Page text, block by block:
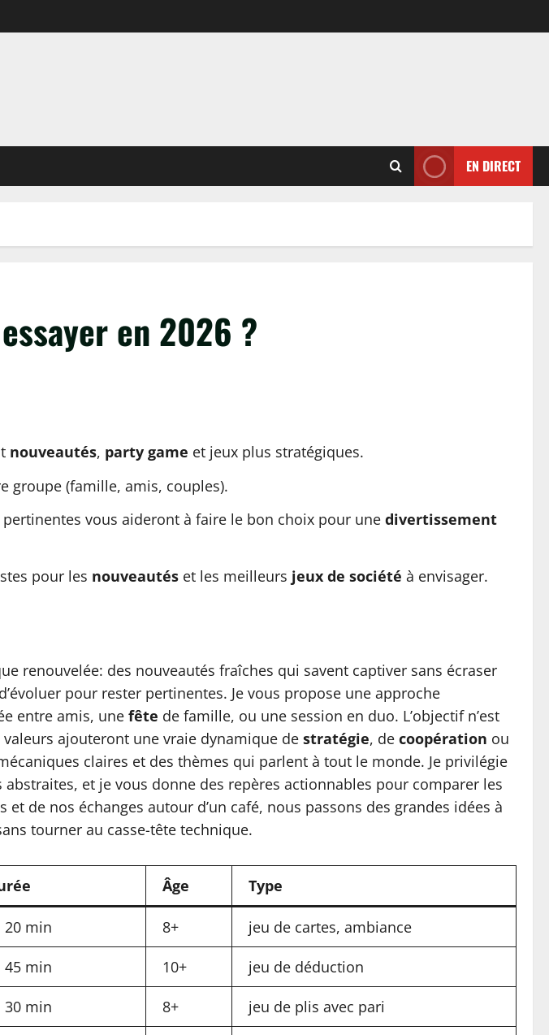
EN DIRECT
en 2026 ?
nouveautés, party game et jeux plus stratégiques.
groupe (famille, amis, couples).
vous aideront à faire le bon choix pour une divertissement
pour les nouveautés et les meilleurs jeux de société à envisager.
renouvelée: des nouveautés fraîches qui savent captiver sans écraser
pour rester pertinentes. Je vous propose une approche
entre amis, une fête de famille, ou une session en duo. L’objectif n’est
ajouteront une vraie dynamique de stratégie, de coopération ou
claires et des thèmes qui parlent à tout le monde. Je privilégie
et je vous donne des repères actionnables pour comparer les
de nos échanges autour d’un café, nous passons des grandes idées à
tourner au casse-tête technique.
Âge Type
min 8+ jeu de cartes, ambiance
min 10+ jeu de déduction
min 8+ jeu de plis avec pari